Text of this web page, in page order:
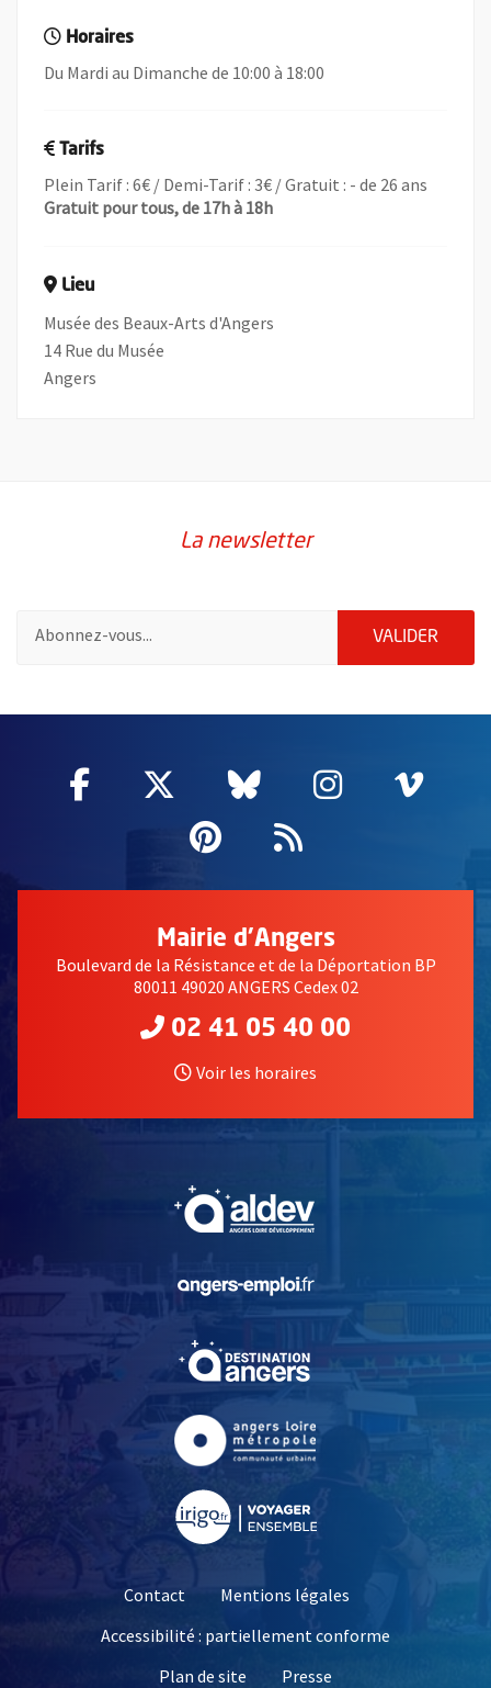
Horaires
Du Mardi au Dimanche de 10:00 à 18:00
Tarifs
Plein Tarif : 6€ / Demi-Tarif : 3€ / Gratuit : - de 26 ans
Gratuit pour tous, de 17h à 18h
Lieu
Musée des Beaux-Arts d'Angers
14 Rue du Musée
Angers
La newsletter
VALIDER
Facebook
, Ouvre une nouvelle fenêtre
Twitter
, Ouvre une nouvelle
Bluesky
, Ouvre une
Instagram
, Ouvre
,
Pinterest
, Ouvre une
Flux RSS
Mairie d'Angers
Boulevard de la Résistance et de la Déportation BP
80011 49020 ANGERS Cedex 02
02 41 05 40 00
Voir les horaires
, Ouvre une nouvelle
, Ouvre une nouvelle
Contact
Mentions légales
Accessibilité : partiellement conforme
Plan de site
Presse